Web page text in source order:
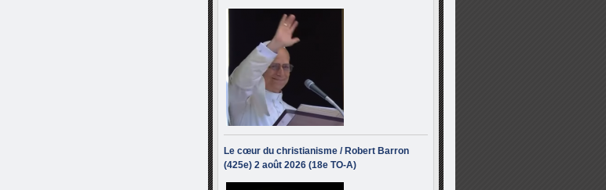
Le cœur du christianisme / Robert Barron
(425e) 2 août 2026 (18e TO-A)